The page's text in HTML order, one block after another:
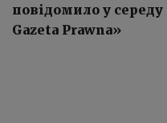
повідомило у
Gazeta Prawna»